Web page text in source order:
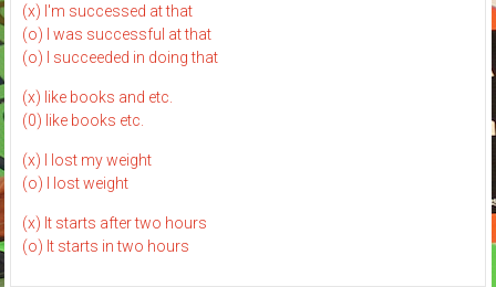
(x) I'm successed at that
(o) I was successful at that
(o) I succeeded in doing that
(x) like books and etc.
(0) like books etc.
(x) I lost my weight
(o) I lost weight
(x) It starts after two hours
(o) It starts in two hours